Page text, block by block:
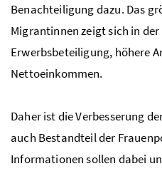
Benachteiligung dazu. Das
Migrantinnen zeigt sich in
Erwerbsbeteiligung, höhere
Nettoeinkommen.
Daher ist die Verbesserung
auch Bestandteil der
Informationen sollen dabei